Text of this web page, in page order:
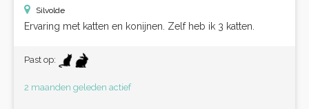
Silvolde
Ervaring met katten en konijnen. Zelf heb ik 3 katten.
Past op:
2 maanden geleden actief